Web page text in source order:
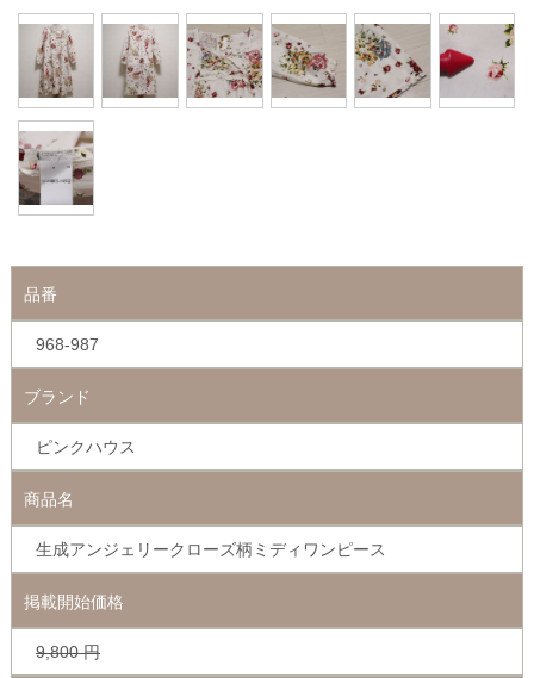
品番
968-987
ブランド
ピンクハウス
商品名
生成アンジェリークローズ柄ミディワンピース
掲載開始価格
9,800 円